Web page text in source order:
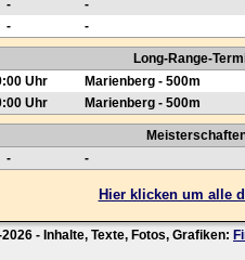
-
-
- -
Long-Range-
Uhr
Marienberg - 500m
Uhr Marienberg - 500m
- -
Hier klicken um alle
- Inhalte, Texte, Fotos, Grafiken: